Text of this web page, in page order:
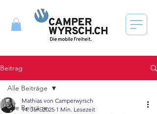
Beitrag
Alle Beiträge
Alle Beiträge
Mathias von Camperwyrsch
14. Jan. 2025 1 Min. Lesezeit